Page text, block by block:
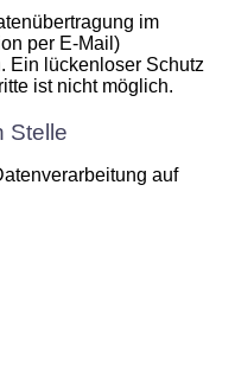
im
per E-Mail)
Ein lückenloser Schutz
ist nicht möglich.
Stelle
auf